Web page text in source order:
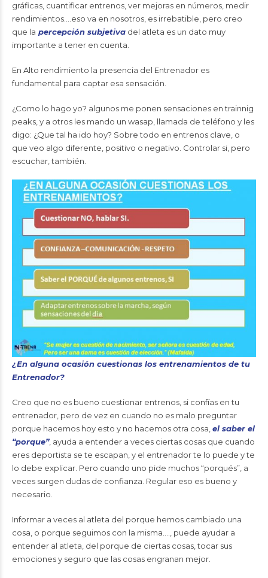
gráficas, cuantificar entrenos, ver mejoras en números, medir
rendimientos….eso va en nosotros, es irrebatible, pero creo
que la percepción subjetiva del atleta es un dato muy
importante a tener en cuenta.
En Alto rendimiento la presencia del Entrenador es
fundamental para captar esa sensación.
¿Como lo hago yo? algunos me ponen sensaciones en trainnig
peaks, y a otros les mando un wasap, llamada de teléfono y les
digo: ¿Que tal ha ido hoy? Sobre todo en entrenos clave, o
que veo algo diferente, positivo o negativo. Controlar si, pero
escuchar, también.
¿En alguna ocasión cuestionas los entrenamientos de tu
Entrenador?
Creo que no es bueno cuestionar entrenos, si confías en tu
entrenador, pero de vez en cuando no es malo preguntar
porque hacemos hoy esto y no hacemos otra cosa,el saber el
“porque”, ayuda a entender a veces ciertas cosas que cuando
eres deportista se te escapan, y el entrenador te lo puede y te
lo debe explicar. Pero cuando uno pide muchos “porqués”, a
veces surgen dudas de confianza. Regular eso es bueno y
necesario.
Informar a veces al atleta del porque hemos cambiado una
cosa, o porque seguimos con la misma…., puede ayudar a
entender al atleta, del porque de ciertas cosas, tocar sus
emociones y seguro que las cosas engranan mejor.